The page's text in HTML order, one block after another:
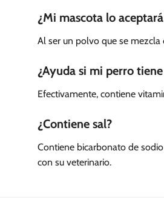
¿Mi mascota lo
Al ser un polvo que se mezcla
¿Ayuda si mi perro
Efectivamente, contiene
¿Contiene sal?
Contiene bicarbonato de
con su veterinario.